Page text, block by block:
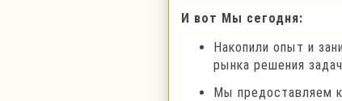
И вот Мы сегодня:
Накопили опыт и
рынка решения
Мы предоставляем